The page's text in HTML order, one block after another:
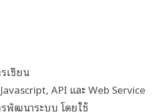
เขียน
API และ Web Service
พัฒนาระบบ โดยใช้